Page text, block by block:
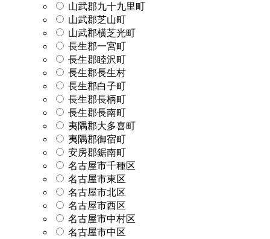
山武郡九十九里町
山武郡芝山町
山武郡横芝光町
長生郡一宮町
長生郡睦沢町
長生郡長生村
長生郡白子町
長生郡長柄町
長生郡長南町
夷隅郡大多喜町
夷隅郡御宿町
安房郡鋸南町
名古屋市千種区
名古屋市東区
名古屋市北区
名古屋市西区
名古屋市中村区
名古屋市中区